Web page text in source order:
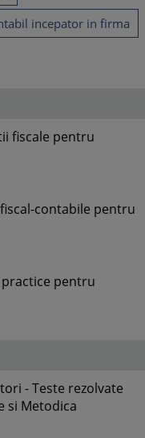
incepator in firma
fiscale pentru
contabile pentru
practice pentru
- Teste rezolvate
si Metodica